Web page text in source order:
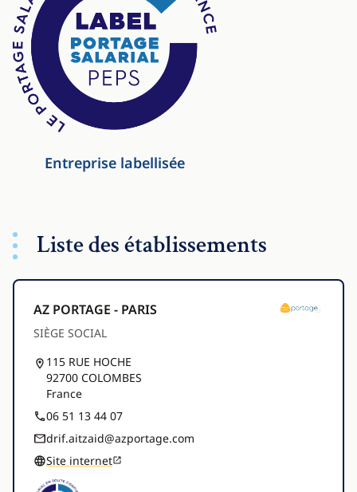
Entreprise labellisée
Liste des établissements
AZ PORTAGE - PARIS
SIÈGE SOCIAL
115 RUE HOCHE
92700 COLOMBES
France
06 51 13 44 07
drif.aitzaid@azportage.com
Site internet